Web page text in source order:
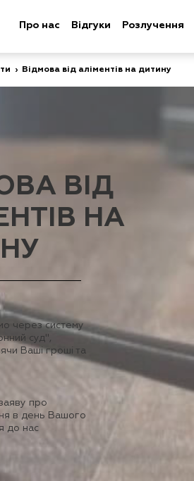
Про нас Відгуки Розлучення
› Відмова від аліментів на дитину
ВІД
НА
через систему
суд",
Ваші гроші та
про
в день Вашого
до нас